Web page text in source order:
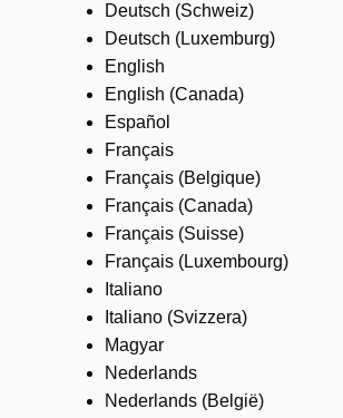
Deutsch (Schweiz)
Deutsch (Luxemburg)
English
English (Canada)
Español
Français
Français (Belgique)
Français (Canada)
Français (Suisse)
Français (Luxembourg)
Italiano
Italiano (Svizzera)
Magyar
Nederlands
Nederlands (België)